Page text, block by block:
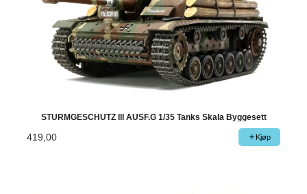
STURMGESCHUTZ III AUSF.G 1/35 Tanks Skala Byggesett
419,00 Kjøp